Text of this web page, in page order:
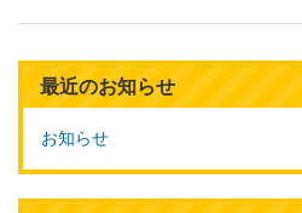
最近のお知らせ
お知らせ